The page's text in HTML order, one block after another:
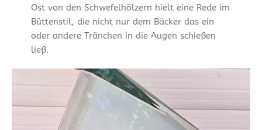
Ost von den Schwefelhölzern hielt eine Rede im
Büttenstil, die nicht nur dem Bäcker das ein
oder andere Tränchen in die Augen schießen
ließ.